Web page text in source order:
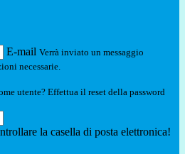
E-mail Verrà inviato un messaggio
necessarie.
utente? Effettua il reset della password
la casella di posta elettronica!